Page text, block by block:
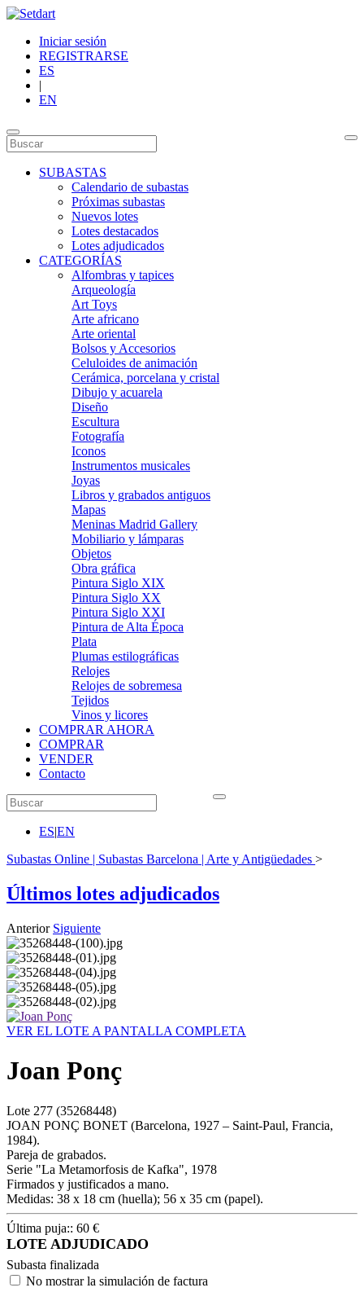
Iniciar sesión
REGISTRARSE
ES
|
EN
SUBASTAS
Calendario de subastas
Próximas subastas
Nuevos lotes
Lotes destacados
Lotes adjudicados
CATEGORÍAS
Alfombras y tapices
Arqueología
Art Toys
Arte africano
Arte oriental
Bolsos y Accesorios
Celuloides de animación
Cerámica, porcelana y cristal
Dibujo y acuarela
Diseño
Escultura
Fotografía
Iconos
Instrumentos musicales
Joyas
Libros y grabados antiguos
Mapas
Meninas Madrid Gallery
Mobiliario y lámparas
Objetos
Obra gráfica
Pintura Siglo XIX
Pintura Siglo XX
Pintura Siglo XXI
Pintura de Alta Época
Plata
Plumas estilográficas
Relojes
Relojes de sobremesa
Tejidos
Vinos y licores
COMPRAR AHORA
COMPRAR
VENDER
Contacto
ES|EN
Subastas Online | Subastas Barcelona | Arte y Antigüedades >
Últimos lotes adjudicados
Anterior Siguiente
VER EL LOTE A PANTALLA COMPLETA
Joan Ponç
Lote 277 (35268448)
JOAN PONÇ BONET (Barcelona, 1927 – Saint-Paul, Francia,
1984).
Pareja de grabados.
Serie "La Metamorfosis de Kafka", 1978
Firmados y justificados a mano.
Medidas: 38 x 18 cm (huella); 56 x 35 cm (papel).
Última puja:: 60 €
LOTE ADJUDICADO
Subasta finalizada
No mostrar la simulación de factura